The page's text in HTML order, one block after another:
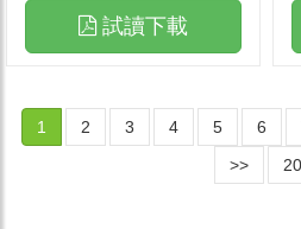
試讀下載
1 2 3 4 5 6
>>
20